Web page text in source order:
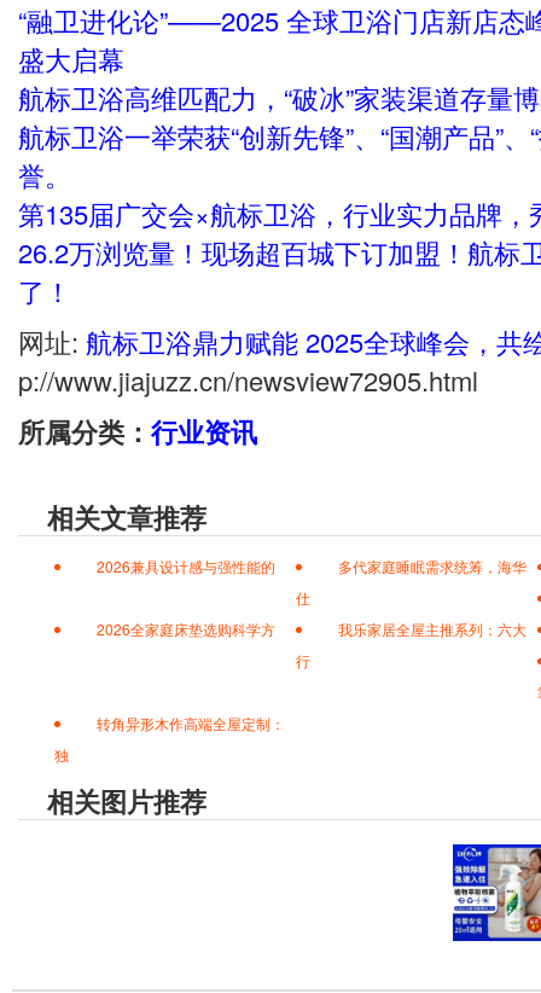
“融卫进化论”——2025 全球卫浴门店新店态
盛大启幕
航标卫浴高维匹配力，“破冰”家装渠道存量
航标卫浴一举荣获“创新先锋”、“国潮产品”、
誉。
第135届广交会×航标卫浴，行业实力品牌，
26.2万浏览量！现场超百城下订加盟！航标
了！
网址: 航标卫浴鼎力赋能 2025全球峰会，共
p://www.jiajuzz.cn/newsview72905.html
所属分类： 行业资讯
相关文章推荐
2026兼具设计感与强性能的
多代家庭睡眠需求统筹，海华
仕
2026全家庭床垫选购科学方
我乐家居全屋主推系列：六大
行
转角异形木作高端全屋定制：
独
相关图片推荐